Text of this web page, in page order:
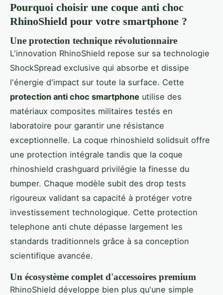
Pourquoi choisir une coque anti choc
RhinoShield pour votre smartphone ?
Une protection technique révolutionnaire
L'innovation RhinoShield repose sur sa technologie
ShockSpread exclusive qui absorbe et dissipe
l'énergie d'impact sur toute la surface. Cette
protection anti choc smartphone utilise des
matériaux composites militaires testés en
laboratoire pour garantir une résistance
exceptionnelle. La coque rhinoshield solidsuit offre
une protection intégrale tandis que la coque
rhinoshield crashguard privilégie la finesse du
bumper. Chaque modèle subit des drop tests
rigoureux validant sa capacité à protéger votre
investissement technologique. Cette protection
telephone anti chute dépasse largement les
standards traditionnels grâce à sa conception
scientifique avancée.
Un écosystème complet d'accessoires premium
RhinoShield développe bien plus qu'une simple